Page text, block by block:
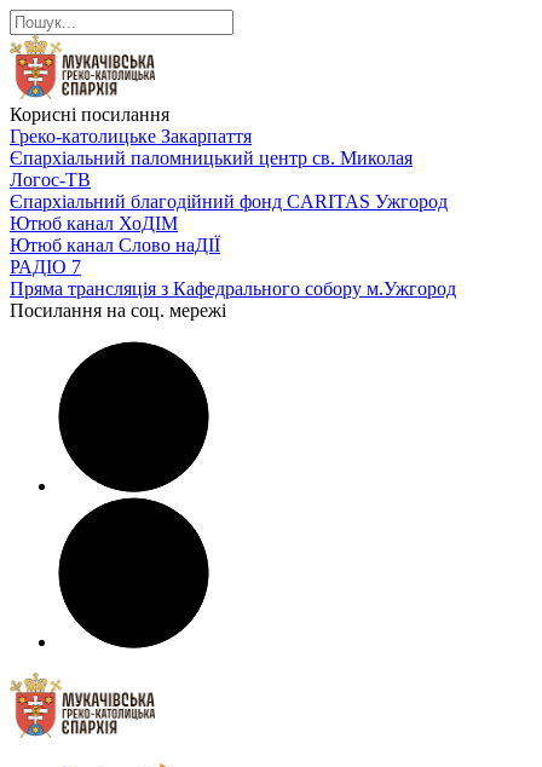
Корисні посилання
Греко-католицьке Закарпаття
Єпархіальний паломницький центр св. Миколая
Логос-ТВ
Єпархіальний благодійний фонд CARITAS Ужгород
Ютюб канал ХоДІМ
Ютюб канал Слово наДІЇ
РАДІО 7
Пряма трансляція з Кафедрального собору м.Ужгород
Посилання на соц. мережі